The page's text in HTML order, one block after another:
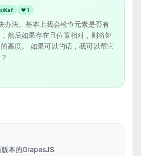
❤1
办法。基本上我会检查元素是否有
然后如果存在且位置相对，则将矩
高度。 如果可以的话，我可以帮它
本的GrapesJS